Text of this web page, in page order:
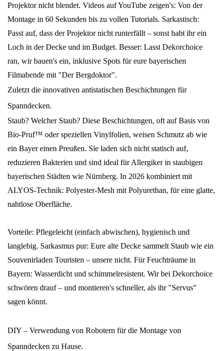
Projektor nicht blendet. Videos auf YouTube zeigen's: Von der
Montage in 60 Sekunden bis zu vollen Tutorials. Sarkastisch:
Passt auf, dass der Projektor nicht runterfällt – sonst habt ihr ein
Loch in der Decke und im Budget. Besser: Lasst Dekorchoice
ran, wir bauen's ein, inklusive Spots für eure bayerischen
Filmabende mit "Der Bergdoktor".
Zuletzt die innovativen antistatischen Beschichtungen für
Spanndecken.
Staub? Welcher Staub? Diese Beschichtungen, oft auf Basis von
Bio-Pruf™ oder speziellen Vinylfolien, weisen Schmutz ab wie
ein Bayer einen Preußen. Sie laden sich nicht statisch auf,
reduzieren Bakterien und sind ideal für Allergiker in staubigen
bayerischen Städten wie Nürnberg. In 2026 kombiniert mit
ALYOS-Technik: Polyester-Mesh mit Polyurethan, für eine glatte,
nahtlose Oberfläche.
Vorteile: Pflegeleicht (einfach abwischen), hygienisch und
langlebig. Sarkasmus pur: Eure alte Decke sammelt Staub wie ein
Souvenirladen Touristen – unsere nicht. Für Feuchträume in
Bayern: Wasserdicht und schimmelresistent. Wir bei Dekorchoice
schwören drauf – und montieren's schneller, als ihr "Servus"
sagen könnt.
DIY – Verwendung von Robotern für die Montage von
Spanndecken zu Hause.